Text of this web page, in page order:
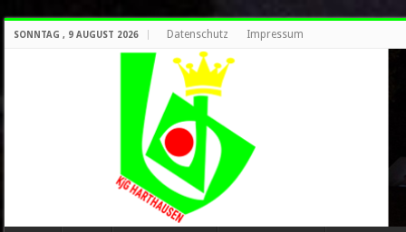
SONNTAG , 9 AUGUST 2026 Datenschutz Impressum